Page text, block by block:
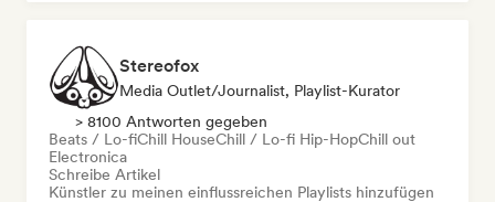
Stereofox
Media Outlet/Journalist, Playlist-Kurator
> 8100 Antworten gegeben
Beats / Lo-fiChill HouseChill / Lo-fi Hip-HopChill out
Electronica
Schreibe Artikel
Künstler zu meinen einflussreichen Playlists hinzufügen